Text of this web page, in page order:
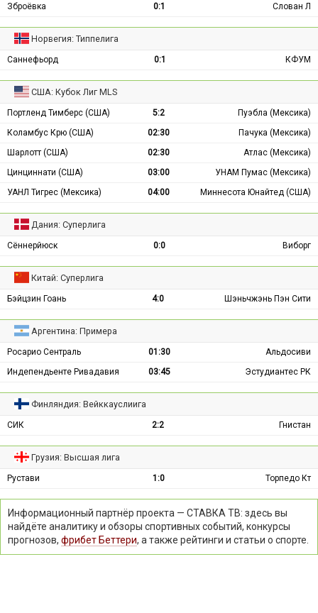
Зброёвка 0:1 Слован Л
Норвегия: Типпелига
Саннефьорд 0:1 КФУМ
США: Кубок Лиг MLS
Портленд Тимберс (США) 5:2
Пуэбла (Мексика)
Коламбус Крю (США)
02:30
Пачука (Мексика)
Шарлотт (США)
02:30
Атлас (Мексика)
Цинциннати (США)
03:00
УНАМ Пумас (Мексика)
УАНЛ Тигрес (Мексика)
04:00 Миннесота Юнайтед (США)
Дания: Суперлига
Сённерйюск 0:0 Виборг
Китай: Суперлига
Бэйцзин Гоань 4:0 Шэньчжэнь Пэн Сити
Аргентина: Примера
Росарио Сентраль 01:30
Альдосиви
Индепендьенте Ривадавия
03:45 Эстудиантес РК
Финляндия: Вейккауслиига
СИК 2:2 Гнистан
Грузия: Высшая лига
Рустави 1:0 Торпедо Кт
Информационный партнёр проекта — СТАВКА ТВ: здесь вы
найдёте аналитику и обзоры спортивных событий, конкурсы
прогнозов, фрибет Беттери, а также рейтинги и статьи о спорте.